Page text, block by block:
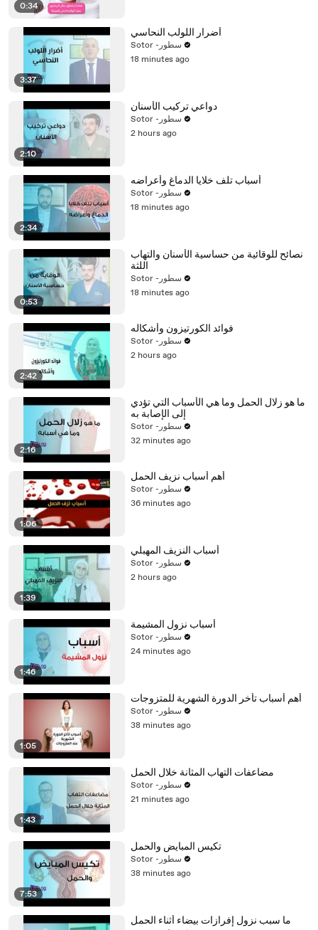
0:34
3:37
أضرار اللولب النحاسي
Sotor -سطور
18 minutes ago
2:10
دواعي تركيب الأسنان
Sotor -سطور
2 hours ago
2:34
أسباب تلف خلايا الدماغ وأعراضه
Sotor -سطور
18 minutes ago
0:53
نصائح للوقائية من حساسية الأسنان والتهاب
اللثة
Sotor -سطور
18 minutes ago
2:42
فوائد الكورتيزون وأشكاله
Sotor -سطور
2 hours ago
2:16
ما هو زلال الحمل وما هي الأسباب التي تؤدي
إلى الإصابة به
Sotor -سطور
32 minutes ago
1:06
أهم أسباب نزيف الحمل
Sotor -سطور
36 minutes ago
1:39
أسباب النزيف المهبلي
Sotor -سطور
2 hours ago
1:46
أسباب نزول المشيمة
Sotor -سطور
24 minutes ago
1:05
أهم أسباب تأخر الدورة الشهرية للمتزوجات
Sotor -سطور
38 minutes ago
1:43
مضاعفات التهاب المثانة خلال الحمل
Sotor -سطور
21 minutes ago
7:53
تكيس المبايض والحمل
Sotor -سطور
38 minutes ago
ما سبب نزول إفرازات بيضاء أثناء الحمل